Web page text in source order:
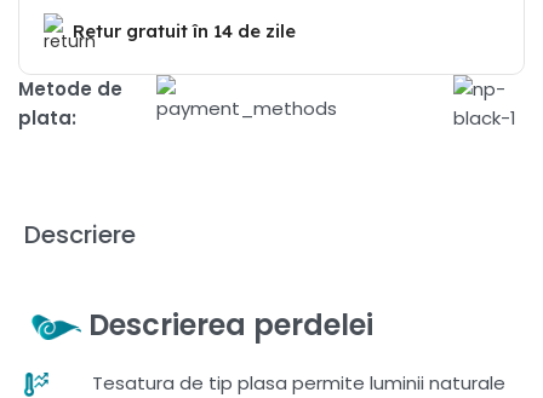
Retur gratuit în 14 de zile
Metode de
plata:
Descriere
Descrierea perdelei
Tesatura de tip plasa permite luminii naturale